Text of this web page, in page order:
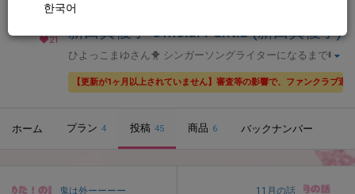
한국어
21
全年齢向け
新田真優子 Official Fantia (新田真優子)
ひよっこまゆさん🐥 シンガーソングライターになるまで🎼
【更新が1ヶ月以上されていません】審査等の影響で、ファンクラブ
ホーム プラン 4 投稿 45 商品 6 バックナンバー
鬼は外ーーーー 11月の話